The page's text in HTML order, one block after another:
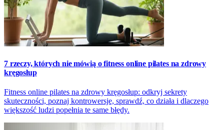
7 rzeczy, których nie mówią o fitness online pilates na zdrowy
kręgosłup
Fitness online pilates na zdrowy kręgosłup: odkryj sekrety
skuteczności, poznaj kontrowersje, sprawdź, co działa i dlaczego
większość ludzi popełnia te same błędy.